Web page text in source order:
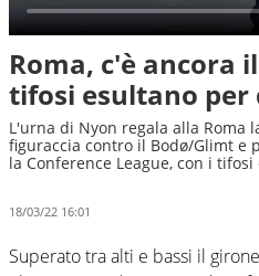
Roma, c'è ancora
tifosi esultano per
L'urna di Nyon regala alla Roma
figuraccia contro il Bodø/Glimt e
la Conference League, con i
18/03/22 16:01
Superato tra alti e bassi il